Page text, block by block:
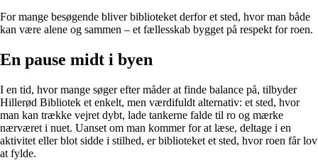
For mange besøgende bliver biblioteket derfor et sted, hvor man både
kan være alene og sammen – et fællesskab bygget på respekt for roen.
En pause midt i byen
I en tid, hvor mange søger efter måder at finde balance på, tilbyder
Hillerød Bibliotek et enkelt, men værdifuldt alternativ: et sted, hvor
man kan trække vejret dybt, lade tankerne falde til ro og mærke
nærværet i nuet. Uanset om man kommer for at læse, deltage i en
aktivitet eller blot sidde i stilhed, er biblioteket et sted, hvor roen får lov
at fylde.